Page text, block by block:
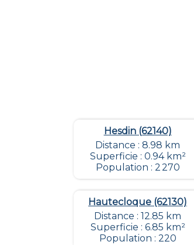
Hesdin (62140)
Distance : 8.98 km
Superficie : 0.94 km²
Population : 2 270
Hautecloque (62130)
Distance : 12.85 km
Superficie : 6.85 km²
Population : 220